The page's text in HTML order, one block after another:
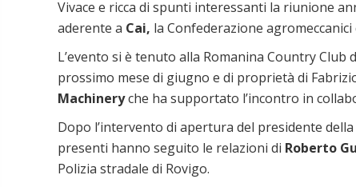
Vivace e ricca di spunti interessanti la riunione
aderente a Cai, la Confederazione
L’evento si è tenuto alla Romanina Country
prossimo mese di giugno e di proprietà di
Machineryche ha supportato l’incontro in
Dopo l’intervento di apertura del presidente
presenti hanno seguito le relazioni di Roberto
Polizia stradale di Rovigo.